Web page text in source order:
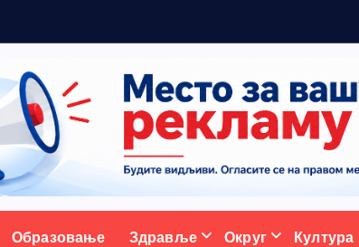
портал
Образовање Здравље Округ Култура